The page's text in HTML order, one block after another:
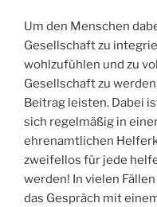
Um den Menschen
Gesellschaft zu
wohlzufühlen und zu
Gesellschaft zu
Beitrag leisten. Dabei
sich regelmäßig in
ehrenamtlichen
zweifellos für jede
werden! In vielen
das Gespräch mit